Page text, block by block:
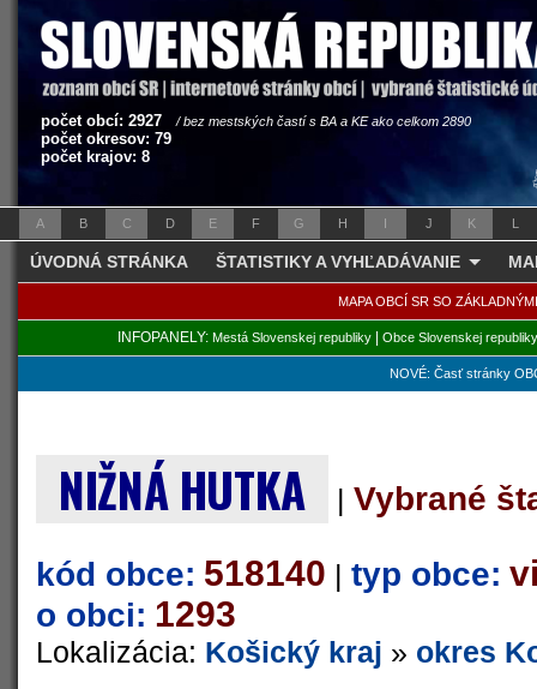
počet obcí: 2927 / bez mestských častí s BA a KE ako celkom 2890
počet okresov: 79
počet krajov: 8
A B C D E F G H I J K L
ÚVODNÁ STRÁNKA ŠTATISTIKY A VYHĽADÁVANIE
MAPA OBCÍ SR SO
INFOPANELY: Mestá Slovenskej republiky| Obce Slovenskej republiky
NOVÉ: Časť stránky
NIŽNÁ HUTKA | Vybrané
kód obce: 518140 | typ obce:
o obci: 1293
Lokalizácia: Košický kraj » okres